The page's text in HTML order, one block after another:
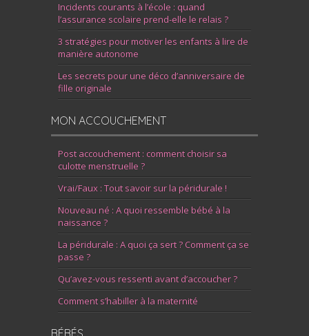
Incidents courants à l’école : quand
l’assurance scolaire prend-elle le relais ?
3 stratégies pour motiver les enfants à lire de
manière autonome
Les secrets pour une déco d’anniversaire de
fille originale
MON ACCOUCHEMENT
Post accouchement : comment choisir sa
culotte menstruelle ?
Vrai/Faux : Tout savoir sur la péridurale !
Nouveau né : A quoi ressemble bébé à la
naissance ?
La péridurale : A quoi ça sert ? Comment ça se
passe ?
Qu’avez-vous ressenti avant d’accoucher ?
Comment s’habiller à la maternité
BÉBÉS